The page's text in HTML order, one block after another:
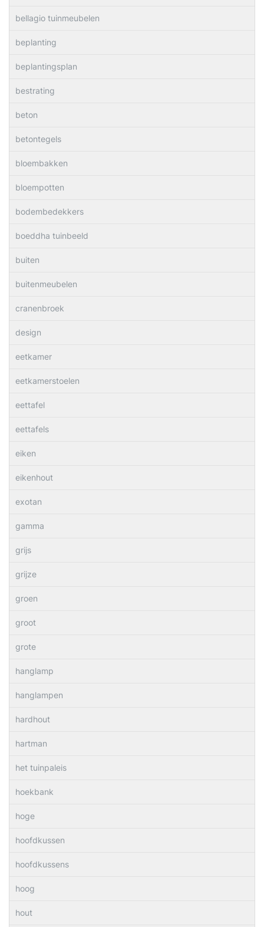
bellagio tuinmeubelen
beplanting
beplantingsplan
bestrating
beton
betontegels
bloembakken
bloempotten
bodembedekkers
boeddha tuinbeeld
buiten
buitenmeubelen
cranenbroek
design
eetkamer
eetkamerstoelen
eettafel
eettafels
eiken
eikenhout
exotan
gamma
grijs
grijze
groen
groot
grote
hanglamp
hanglampen
hardhout
hartman
het tuinpaleis
hoekbank
hoge
hoofdkussen
hoofdkussens
hoog
hout